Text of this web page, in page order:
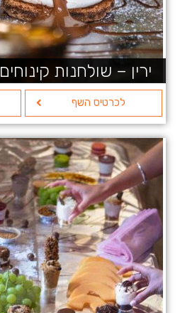
ירין – שולחנות קינוחים
לכרטיס השף